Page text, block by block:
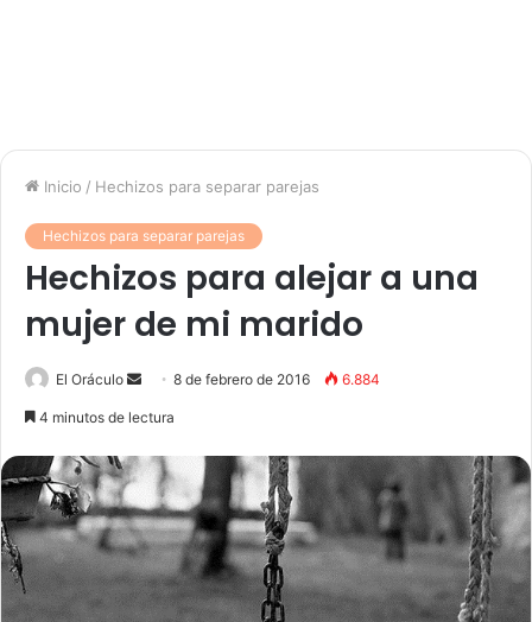
Inicio / Hechizos para separar parejas
Hechizos para separar parejas
Hechizos para alejar a una
mujer de mi marido
El Oráculo
Send8 de febrero de 2016 6.884
4 minutos de lectura